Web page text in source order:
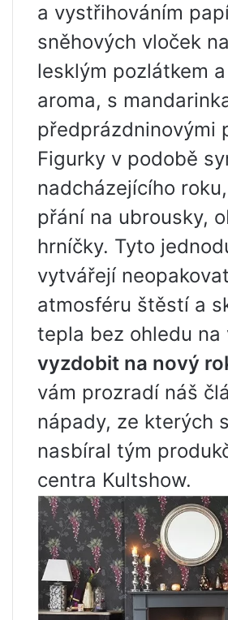
a vystřihováním
sněhových vloček
lesklým pozlátkem
aroma, s
předprázdninovými
Figurky v podobě
nadcházejícího
přání na ubrousky,
hrníčky. Tyto
vytvářejí
atmosféru štěstí a
tepla bez ohledu na
vyzdobit na nový
vám prozradí náš
nápady, ze kterých
nasbíral tým
centra Kultshow.